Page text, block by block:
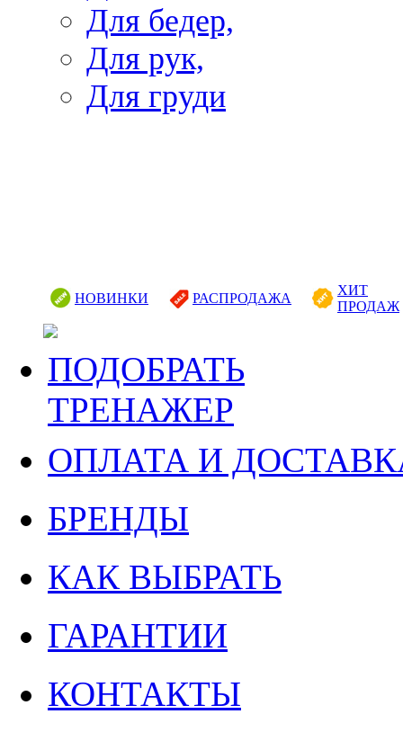
Для бедер,
Для рук,
Для груди
НОВИНКИ РАСПРОДАЖА
ХИТ
ПРОДАЖ
ПОДОБРАТЬ
ТРЕНАЖЕР
ОПЛАТА И
БРЕНДЫ
КАК ВЫБРАТЬ
ГАРАНТИИ
КОНТАКТЫ